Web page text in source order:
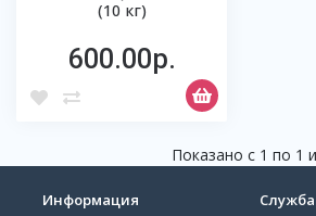
(10 кг)
600.00р.
Показано с 1 по 1
Информация